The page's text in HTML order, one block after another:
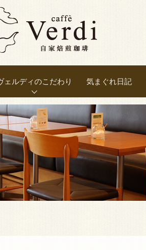
ェルディのこだわり 気まぐれ日記